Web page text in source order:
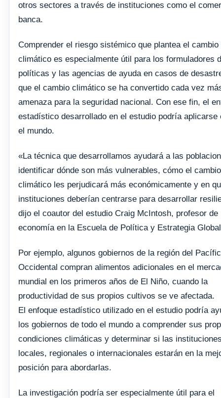
otros sectores a través de instituciones como el
banca.
Comprender el riesgo sistémico que plantea el cambio
climático es especialmente útil para los formuladores
políticas y las agencias de ayuda en casos de
que el cambio climático se ha convertido cada vez
amenaza para la seguridad nacional. Con ese fin, el
estadístico desarrollado en el estudio podría aplicarse
el mundo.
«La técnica que desarrollamos ayudará a las
identificar dónde son más vulnerables, cómo el cambio
climático les perjudicará más económicamente y en
instituciones deberían centrarse para desarrollar
dijo el coautor del estudio Craig McIntosh, profesor de
economía en la Escuela de Política y Estrategia
Por ejemplo, algunos gobiernos de la región del
Occidental compran alimentos adicionales en el
mundial en los primeros años de El Niño, cuando la
productividad de sus propios cultivos se ve afectada.
El enfoque estadístico utilizado en el estudio podría
los gobiernos de todo el mundo a comprender sus
condiciones climáticas y determinar si las
locales, regionales o internacionales estarán en la
posición para abordarlas.
La investigación podría ser especialmente útil para el